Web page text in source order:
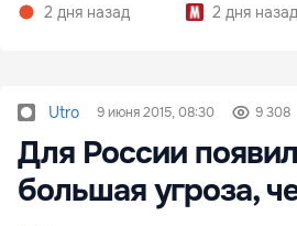
2 дня назад
2 дня назад
Utro 9 июня 2015, 08:30 9 308
Для России
большая угроза,